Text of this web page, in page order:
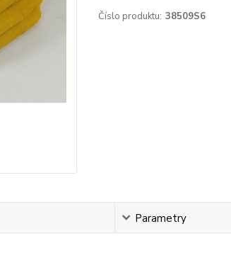
Číslo produktu: 38509S6
Parametry